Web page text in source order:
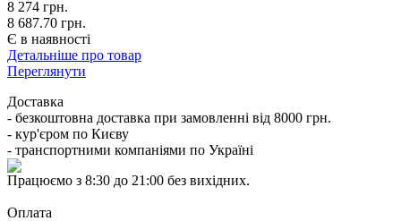
8 274 грн.
8 687.70 грн.
Є в наявності
Детальніше про товар
Переглянути
Доставка
- безкоштовна доставка при замовленні від 8000 грн.
- кур'єром по Києву
- транспортними компаніями по Україні
Працюємо з 8:30 до 21:00 без вихідних.
Оплата